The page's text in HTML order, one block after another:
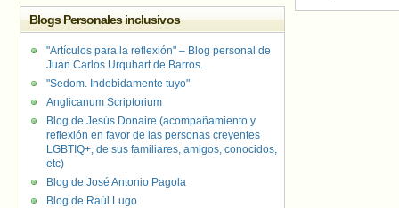
Blogs Personales inclusivos
"Artículos para la reflexión" – Blog personal de
Juan Carlos Urquhart de Barros.
"Sedom. Indebidamente tuyo"
Anglicanum Scriptorium
Blog de Jesús Donaire (acompañamiento y
reflexión en favor de las personas creyentes
LGBTIQ+, de sus familiares, amigos, conocidos,
etc)
Blog de José Antonio Pagola
Blog de Raúl Lugo